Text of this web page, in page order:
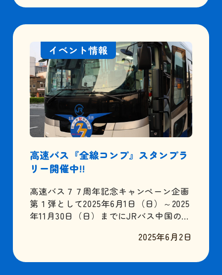
社のカープラッピングバスでカープゆか
りの地を巡りました。田村さんから、
ない？！」という鋭いツッコミがありま
したが、番組特別仕様の行先表示で皆さ
んに喜んでいただきました。今回撮影し
た番組の放送はSPということで、通常回
とは異なる7月4日（金）23時15分～24時
15分です。ぜひご覧ください。 方向幕と
呼ばれる行先表示は番組特別仕様の「カ
ープ道」になっています。
イベント情報
高速バス『全線コンプ』スタンプラ
リー開催中!!
高速バス７７周年記念キャンペーン企画
第１弾として2025年6月1日（日）～2025
年11月30日（日）までにJRバス中国の22
覇すると、抽選で「選べる豪華商品」を
ください!! 高速バス「全線コンプ」スタ
2025年6月2日